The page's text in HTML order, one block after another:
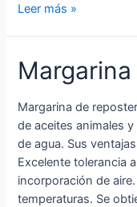
Leer más »
Margarina de
de aceites animales
de agua. Sus
Excelente tolerancia
incorporación de
temperaturas. Se